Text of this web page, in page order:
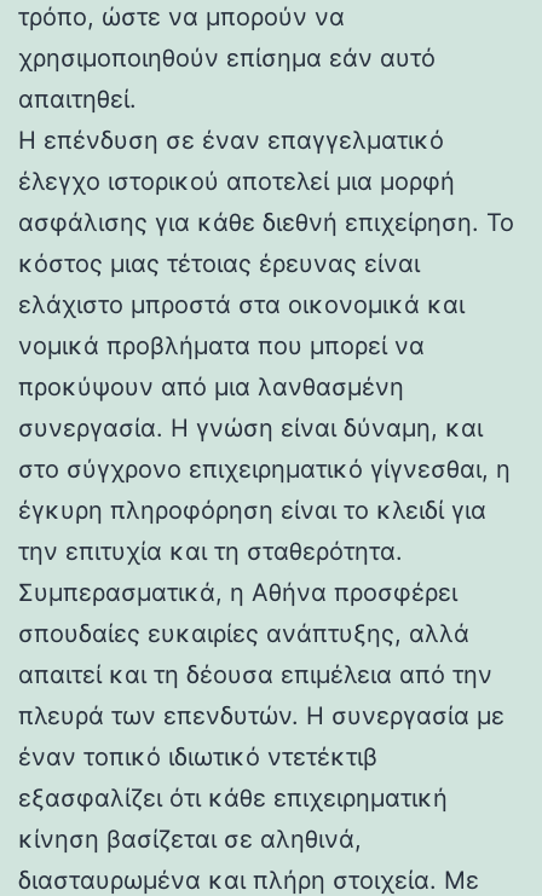
τρόπο, ώστε να μπορούν να
χρησιμοποιηθούν επίσημα εάν αυτό
απαιτηθεί.
Η επένδυση σε έναν επαγγελματικό
έλεγχο ιστορικού αποτελεί μια μορφή
ασφάλισης για κάθε διεθνή επιχείρηση. Το
κόστος μιας τέτοιας έρευνας είναι
ελάχιστο μπροστά στα οικονομικά και
νομικά προβλήματα που μπορεί να
προκύψουν από μια λανθασμένη
συνεργασία. Η γνώση είναι δύναμη, και
στο σύγχρονο επιχειρηματικό γίγνεσθαι, η
έγκυρη πληροφόρηση είναι το κλειδί για
την επιτυχία και τη σταθερότητα.
Συμπερασματικά, η Αθήνα προσφέρει
σπουδαίες ευκαιρίες ανάπτυξης, αλλά
απαιτεί και τη δέουσα επιμέλεια από την
πλευρά των επενδυτών. Η συνεργασία με
έναν τοπικό ιδιωτικό ντετέκτιβ
εξασφαλίζει ότι κάθε επιχειρηματική
κίνηση βασίζεται σε αληθινά,
διασταυρωμένα και πλήρη στοιχεία. Με